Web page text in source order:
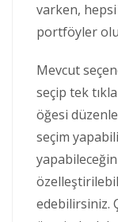
varken,
portföyler
Mevcut
seçip tek
öğesi
seçim
edebilirsiniz.